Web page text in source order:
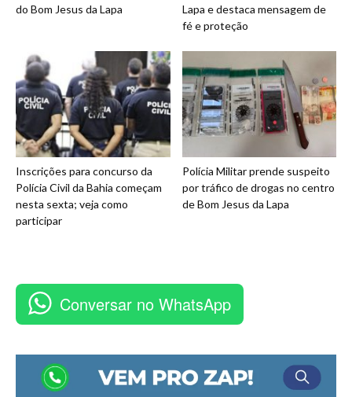
do Bom Jesus da Lapa
Lapa e destaca mensagem de
fé e proteção
Inscrições para concurso da
Polícia Civil da Bahia começam
nesta sexta; veja como
participar
Polícia Militar prende suspeito
por tráfico de drogas no centro
de Bom Jesus da Lapa
Conversar no WhatsApp